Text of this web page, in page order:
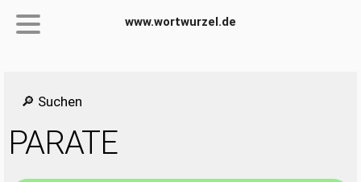
www.wortwurzel.de
🔎 Suchen
PARATE